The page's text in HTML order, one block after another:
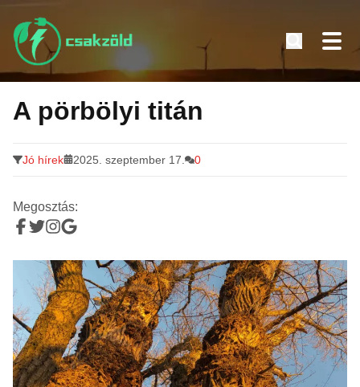
Tovább
tartalomra
A pörbölyi titán
Jó hírek 2025. szeptember 17. 0
Megosztás: